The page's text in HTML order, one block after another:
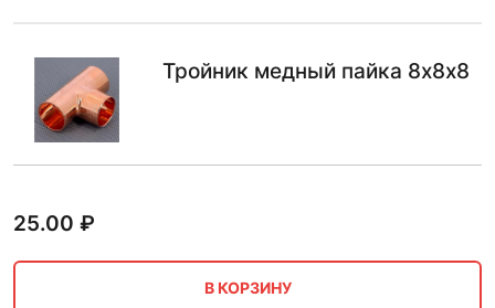
Тройник медный пайка 8х8х8
25.00 ₽
В КОРЗИНУ